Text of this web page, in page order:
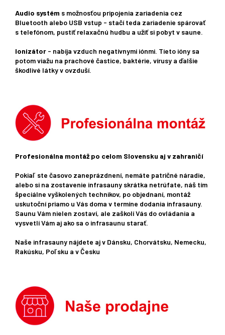
Audio systém s možnosťou pripojenia zariadenia cez
Bluetooth alebo USB vstup - stačí teda zariadenie spárovať
s telefónom, pustiť relaxačnú hudbu a užiť si pobyt v saune.
Ionizátor - nabíja vzduch negatívnymi iónmi. Tieto ióny sa
potom viažu na prachové častice, baktérie, vírusy a ďalšie
škodlivé látky v ovzduší.
Profesionálna montáž po celom Slovensku aj v zahraničí
Pokiaľ ste časovo zaneprázdnení, nemáte patričné ​​náradie,
alebo si na zostavenie infrasauny skrátka netrúfate, náš tím
špeciálne vyškolených technikov, po objednaní, montáž
uskutoční priamo u Vás doma v termíne dodania infrasauny.
Saunu Vám nielen zostaví, ale zaškolí Vás do ovládania a
vysvetlí Vám aj ako sa o infrasaunu starať.
Naše infrasauny nájdete aj v Dánsku, Chorvátsku, Nemecku,
Rakúsku, Poľsku a v Česku